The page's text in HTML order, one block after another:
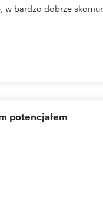
w bardzo dobrze
potencjałem